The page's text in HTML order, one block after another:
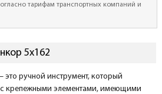
тарифам транспортных компаний и
5х162
это ручной инструмент, который
крепежными элементами, имеющими